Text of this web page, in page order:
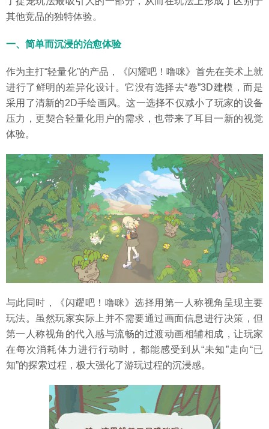
其他竞品的独特体验。
一、简单而沉浸的治愈体验
作为主打“轻量化”的产品，《闪耀吧！噜咪》首先在美术上就
进行了鲜明的差异化设计。它没有选择去“卷”3D建模，而是
采用了清新的2D手绘画风。这一选择不仅减小了玩家的设备
压力，更契合轻量化用户的需求，也带来了耳目一新的视觉
体验。
与此同时，《闪耀吧！噜咪》选择用第一人称视角呈现主要
玩法。虽然玩家实际上并不需要通过画面信息进行决策，但
第一人称视角的代入感与流畅的过渡动画相辅相成，让玩家
在每次消耗体力进行行动时，都能感受到从“未知”走向“已
知”的探索过程，极大强化了游玩过程的沉浸感。